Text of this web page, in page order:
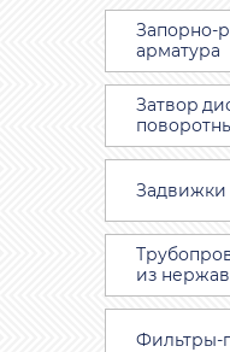
Запорно-
арматура
Затвоp
Задвижки
из
Фильтры-